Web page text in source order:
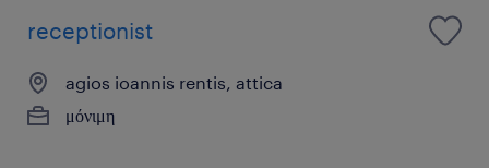
receptionist
agios ioannis rentis, attica
μόνιμη